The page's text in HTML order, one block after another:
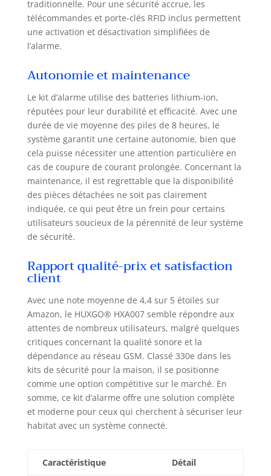
d'autres
périphériques de
différents
créez votre maison
intelligente que
vous pouvez
contrôler depuis
votre smartphone.
INSTALLATION
INDÉPENDANTE :
Les capteurs
d'alarme sans fil
permettent une
installation rapide
et efficace du
système. Il n'y a
requis, et
l'ensemble
les accessoires
nécessaires à
l'installation
(ruban adhésif de
vis-à-vis à
goujons). KIT :
panneau de
commande, sirène
solaire sans fil, 9x
détecteur de
mouvement PIR, 9x
porte/fenêtre, 2x
traditionnelle. Pour une sécurité accrue, les
télécommandes et porte-clés RFID inclus permettent
une activation et désactivation simplifiées de
l’alarme.
Autonomie et maintenance
Le kit d’alarme utilise des batteries lithium-ion,
réputées pour leur durabilité et efficacité. Avec une
durée de vie moyenne des piles de 8 heures, le
système garantit une certaine autonomie, bien que
cela puisse nécessiter une attention particulière en
cas de coupure de courant prolongée. Concernant la
maintenance, il est regrettable que la disponibilité
des pièces détachées ne soit pas clairement
indiquée, ce qui peut être un frein pour certains
utilisateurs soucieux de la pérennité de leur système
de sécurité.
Rapport qualité-prix et satisfaction
client
Avec une note moyenne de 4,4 sur 5 étoiles sur
Amazon, le HUXGO® HXA007 semble répondre aux
attentes de nombreux utilisateurs, malgré quelques
critiques concernant la qualité sonore et la
dépendance au réseau GSM. Classé 330e dans les
kits de sécurité pour la maison, il se positionne
comme une option compétitive sur le marché. En
somme, ce kit d’alarme offre une solution complète
et moderne pour ceux qui cherchent à sécuriser leur
habitat avec un système connecté.
Caractéristique Détail